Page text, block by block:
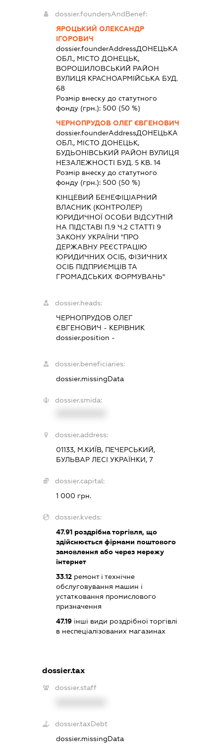
dossier.foundersAndBenef:
ЯРОЦЬКИЙ ОЛЕКСАНДР
ІГОРОВИЧ
dossier.founderAddressДОНЕЦЬКА
ОБЛ., МІСТО ДОНЕЦЬК,
ВОРОШИЛОВСЬКИЙ РАЙОН
ВУЛИЦЯ КРАСНОАРМІЙСЬКА БУД.
68
Розмір внеску до статутного
фонду (грн.):500 (50 %)
ЧЕРНОПРУДОВ ОЛЕГ ЄВГЕНОВИЧ
dossier.founderAddressДОНЕЦЬКА
ОБЛ., МІСТО ДОНЕЦЬК,
БУДЬОНІВСЬКИЙ РАЙОН ВУЛИЦЯ
НЕЗАЛЕЖНОСТІ БУД. 5 КВ. 14
Розмір внеску до статутного
фонду (грн.):500 (50 %)
КІНЦЕВИЙ БЕНЕФІЦІАРНИЙ
ВЛАСНИК (КОНТРОЛЕР)
ЮРИДИЧНОЇ ОСОБИ ВІДСУТНІЙ
НА ПІДСТАВІ П.9 Ч.2 СТАТТІ 9
ЗАКОНУ УКРАЇНИ "ПРО
ДЕРЖАВНУ РЕЄСТРАЦІЮ
ЮРИДИЧНИХ ОСІБ, ФІЗИЧНИХ
ОСІБ ПІДПРИЄМЦІВ ТА
ГРОМАДСЬКИХ ФОРМУВАНЬ"
dossier.heads:
ЧЕРНОПРУДОВ ОЛЕГ
ЄВГЕНОВИЧ - КЕРІВНИК
dossier.position -
dossier.beneficiaries:
dossier.missingData
dossier.smida:
dossier.address:
01133, М.КИЇВ, ПЕЧЕРСЬКИЙ,
БУЛЬВАР ЛЕСІ УКРАЇНКИ, 7
dossier.capital:
1 000 грн.
dossier.kveds:
47.91 роздрібна торгівля, що
здійснюється фірмами поштового
замовлення або через мережу
інтернет
33.12 ремонт і технічне
обслуговування машин і
устатковання промислового
призначення
47.19 інші види роздрібної торгівлі
в неспеціалізованих магазинах
dossier.tax
dossier.staff
dossier.taxDebt
dossier.missingData